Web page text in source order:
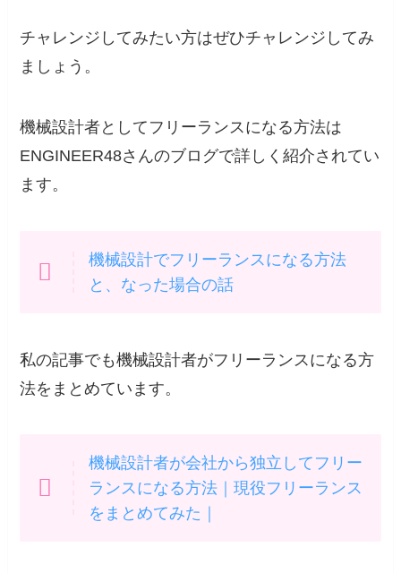
チャレンジしてみたい方はぜひチャレンジしてみ
ましょう。
機械設計者としてフリーランスになる方法は
ENGINEER48さんのブログで詳しく紹介されてい
ます。
機械設計でフリーランスになる方法
と、なった場合の話
私の記事でも機械設計者がフリーランスになる方
法をまとめています。
機械設計者が会社から独立してフリー
ランスになる方法｜現役フリーランス
をまとめてみた｜